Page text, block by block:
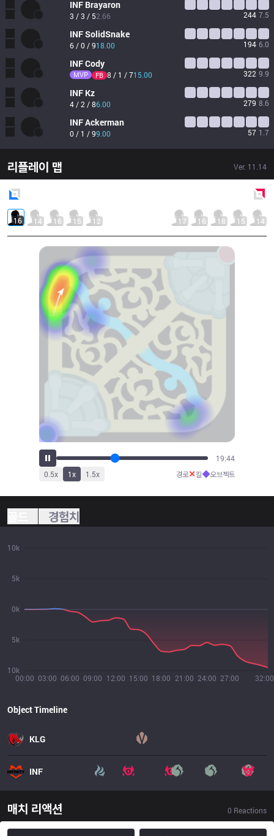
INF Brayaron
3 / 3 / 52.66 244 7.5
INFSolidSnake
6 / 0 / 918.00 194 6.0
INFCody
MVP FB 8 / 1 / 715.00 322 9.9
INF Kz
4 / 2 / 86.00 279 8.6
INFAckerman
0 / 1 / 99.00 57 1.7
리플레이 맵 Ver. 11.14
16 14 16 15 12 17 16 18 15 14
20:57
0.5x 1x 1.5x 경로✕킬◆오브젝트
경험치
00:00 03:00 06:00 09:00 12:00 15:00 18:00 21:00 24:00 27:00 32:00
10k
5k
0k
5k
10k
Object Timeline
KLG
INF
매치 리액션 0 Reactions